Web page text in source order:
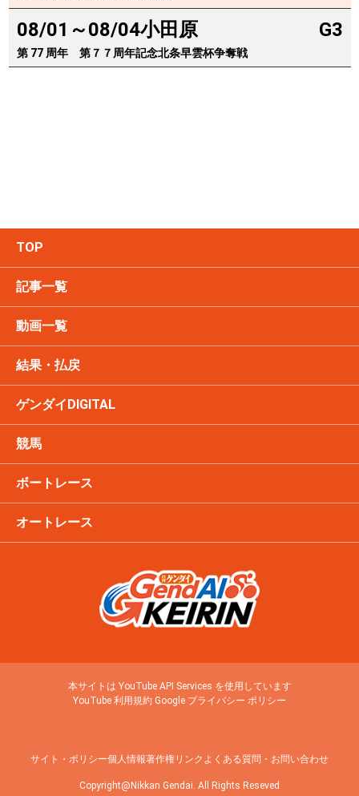
08/01～08/04小田原 G3
第 77 周年 第７７周年記念北条早雲杯争奪戦
TOP
記事一覧
動画一覧
結果・払戻
ゲンダイDIGITAL
競馬
ボートレース
オートレース
本サイトは YouTube API Services を使用しています
YouTube 利用規約 Google プライバシー ポリシー
サイト・ポリシー個人情報著作権 リンク よくある質問・お問い合わせ
Copyright@Nikkan Gendai. All Rights Reseved